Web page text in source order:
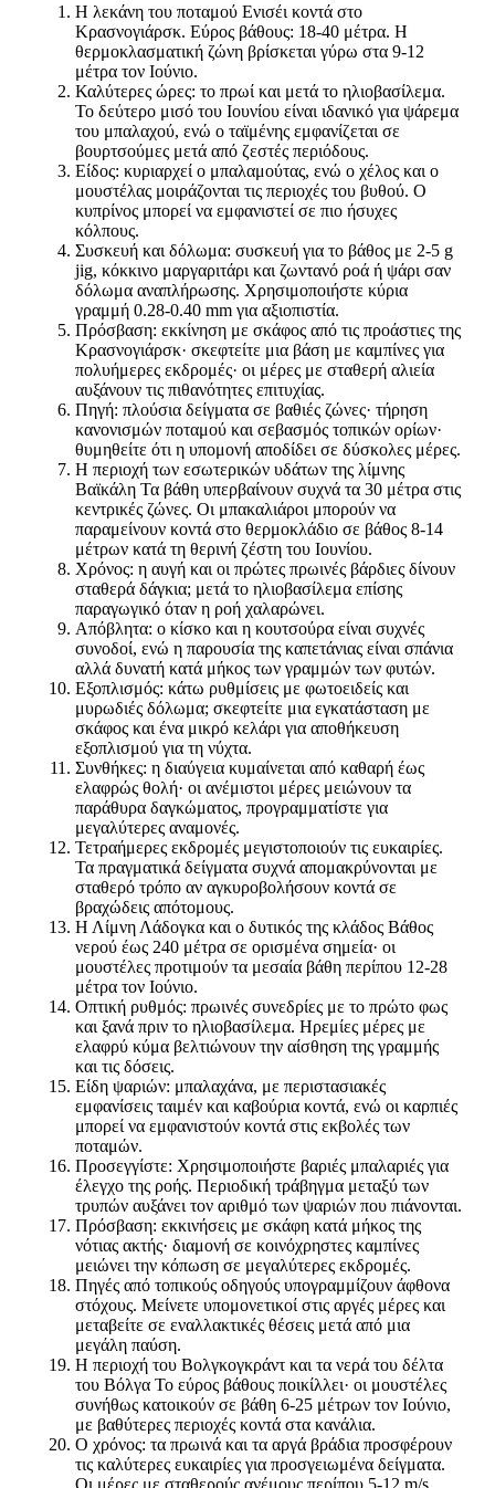
Η λεκάνη του ποταμού Ενισέι κοντά στο
Κρασνογιάρσκ. Εύρος βάθους: 18-40 μέτρα. Η
θερμοκλασματική ζώνη βρίσκεται γύρω στα 9-12
μέτρα τον Ιούνιο.
Καλύτερες ώρες: το πρωί και μετά το ηλιοβασίλεμα.
Το δεύτερο μισό του Ιουνίου είναι ιδανικό για ψάρεμα
του μπαλαχού, ενώ ο ταϊμένης εμφανίζεται σε
βουρτσούμες μετά από ζεστές περιόδους.
Είδος: κυριαρχεί ο μπαλαμούτας, ενώ ο χέλος και ο
μουστέλας μοιράζονται τις περιοχές του βυθού. Ο
κυπρίνος μπορεί να εμφανιστεί σε πιο ήσυχες
κόλπους.
Συσκευή και δόλωμα: συσκευή για το βάθος με 2-5 g
jig, κόκκινο μαργαριτάρι και ζωντανό ροά ή ψάρι σαν
δόλωμα αναπλήρωσης. Χρησιμοποιήστε κύρια
γραμμή 0.28-0.40 mm για αξιοπιστία.
Πρόσβαση: εκκίνηση με σκάφος από τις προάστιες της
Κρασνογιάρσκ· σκεφτείτε μια βάση με καμπίνες για
πολυήμερες εκδρομές· οι μέρες με σταθερή αλιεία
αυξάνουν τις πιθανότητες επιτυχίας.
Πηγή: πλούσια δείγματα σε βαθιές ζώνες· τήρηση
κανονισμών ποταμού και σεβασμός τοπικών ορίων·
θυμηθείτε ότι η υπομονή αποδίδει σε δύσκολες μέρες.
Η περιοχή των εσωτερικών υδάτων της λίμνης
Βαϊκάλη Τα βάθη υπερβαίνουν συχνά τα 30 μέτρα στις
κεντρικές ζώνες. Οι μπακαλιάροι μπορούν να
παραμείνουν κοντά στο θερμοκλάδιο σε βάθος 8-14
μέτρων κατά τη θερινή ζέστη του Ιουνίου.
Χρόνος: η αυγή και οι πρώτες πρωινές βάρδιες δίνουν
σταθερά δάγκια; μετά το ηλιοβασίλεμα επίσης
παραγωγικό όταν η ροή χαλαρώνει.
Απόβλητα: ο κίσκο και η κουτσούρα είναι συχνές
συνοδοί, ενώ η παρουσία της καπετάνιας είναι σπάνια
αλλά δυνατή κατά μήκος των γραμμών των φυτών.
Εξοπλισμός: κάτω ρυθμίσεις με φωτοειδείς και
μυρωδιές δόλωμα; σκεφτείτε μια εγκατάσταση με
σκάφος και ένα μικρό κελάρι για αποθήκευση
εξοπλισμού για τη νύχτα.
Συνθήκες: η διαύγεια κυμαίνεται από καθαρή έως
ελαφρώς θολή· οι ανέμιστοι μέρες μειώνουν τα
παράθυρα δαγκώματος, προγραμματίστε για
μεγαλύτερες αναμονές.
Τετραήμερες εκδρομές μεγιστοποιούν τις ευκαιρίες.
Τα πραγματικά δείγματα συχνά απομακρύνονται με
σταθερό τρόπο αν αγκυροβολήσουν κοντά σε
βραχώδεις απότομους.
Η Λίμνη Λάδογκα και ο δυτικός της κλάδος Βάθος
νερού έως 240 μέτρα σε ορισμένα σημεία· οι
μουστέλες προτιμούν τα μεσαία βάθη περίπου 12-28
μέτρα τον Ιούνιο.
Οπτική ρυθμός: πρωινές συνεδρίες με το πρώτο φως
και ξανά πριν το ηλιοβασίλεμα. Ηρεμίες μέρες με
ελαφρύ κύμα βελτιώνουν την αίσθηση της γραμμής
και τις δόσεις.
Είδη ψαριών: μπαλαχάνα, με περιστασιακές
εμφανίσεις ταιμέν και καβούρια κοντά, ενώ οι καρπιές
μπορεί να εμφανιστούν κοντά στις εκβολές των
ποταμών.
Προσεγγίστε: Χρησιμοποιήστε βαριές μπαλαριές για
έλεγχο της ροής. Περιοδική τράβηγμα μεταξύ των
τρυπών αυξάνει τον αριθμό των ψαριών που πιάνονται.
Πρόσβαση: εκκινήσεις με σκάφη κατά μήκος της
νότιας ακτής· διαμονή σε κοινόχρηστες καμπίνες
μειώνει την κόπωση σε μεγαλύτερες εκδρομές.
Πηγές από τοπικούς οδηγούς υπογραμμίζουν άφθονα
στόχους. Μείνετε υπομονετικοί στις αργές μέρες και
μεταβείτε σε εναλλακτικές θέσεις μετά από μια
μεγάλη παύση.
Η περιοχή του Βολγκογκράντ και τα νερά του δέλτα
του Βόλγα Το εύρος βάθους ποικίλλει· οι μουστέλες
συνήθως κατοικούν σε βάθη 6-25 μέτρων τον Ιούνιο,
με βαθύτερες περιοχές κοντά στα κανάλια.
Ο χρόνος: τα πρωινά και τα αργά βράδια προσφέρουν
τις καλύτερες ευκαιρίες για προσγειωμένα δείγματα.
Οι μέρες με σταθερούς ανέμους περίπου 5-12 m/s